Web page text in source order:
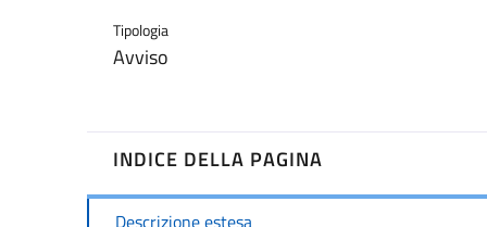
Tipologia
Avviso
INDICE DELLA PAGINA
Descrizione estesa